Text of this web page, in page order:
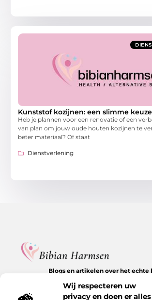
Wij respecteren uw
privacy en doen er alles
Kunststof kozijnen: een slimme
Heb je plannen voor een renovatie of een
van plan om jouw oude houten kozijnen te
beter materiaal? Of staat
Dienstverlening
Blogs en artikelen over het echte
waardevolle inzichten op